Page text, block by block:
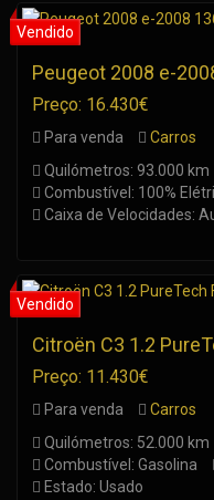
Peugeot 2008 e-
Preço: 16.430€
Para venda
Carros
Quilómetros: 93.000 km
Combustível: 100%
Caixa de Velocidades:
Citroën C3 1.2
Preço: 11.430€
Para venda
Carros
Quilómetros: 52.000 km
Combustível: Gasolina
Estado: Usado